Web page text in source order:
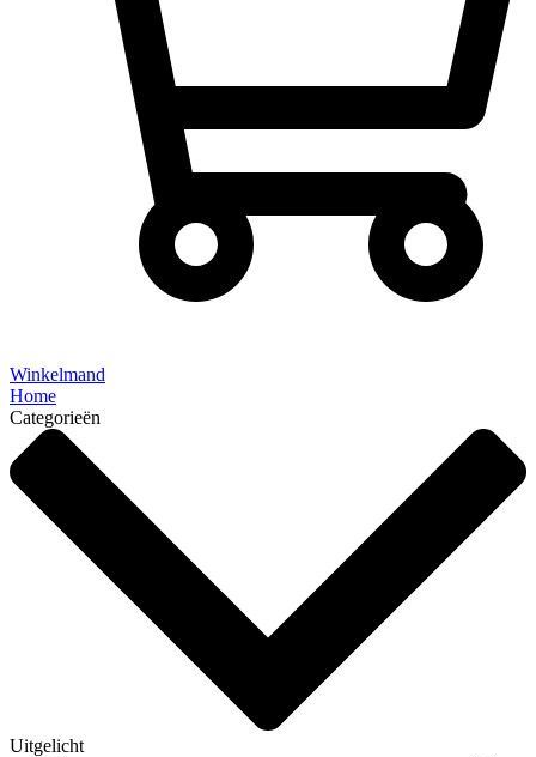
Winkelmand
Home
Categorieën
Uitgelicht